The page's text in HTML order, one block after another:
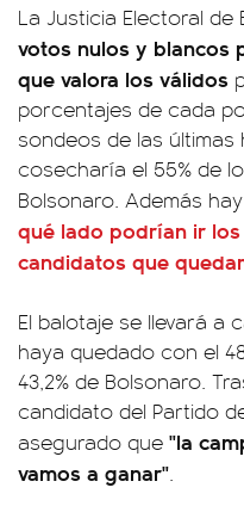
La Justicia Electoral de
votos nulos y blancos
que valora los válidos
porcentajes de cada
sondeos de las últimas
cosecharía el 55% de
Bolsonaro. Además
qué lado podrían ir
candidatos que
El balotaje se llevará a
haya quedado con el
43,2% de Bolsonaro.
candidato del Partido
asegurado que "la
vamos a ganar".